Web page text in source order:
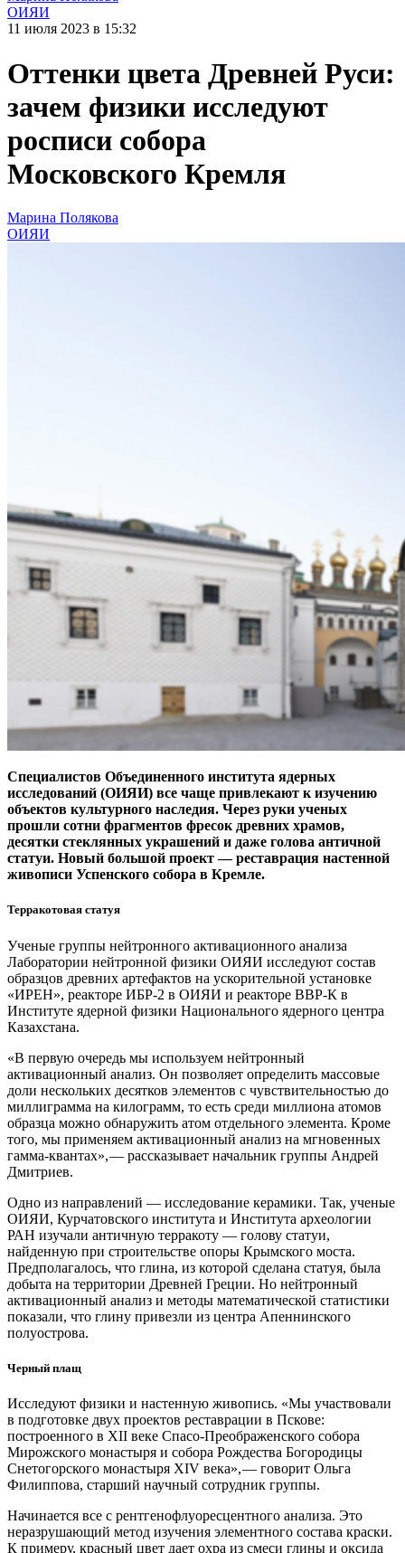
ОИЯИ
11 июля 2023 в 15:32
Оттенки цвета Древней Руси:
зачем физики исследуют
росписи собора
Московского Кремля
Марина Полякова
ОИЯИ
Специалистов Объединенного института ядерных
исследований (ОИЯИ) все чаще привлекают к изучению
объектов культурного наследия. Через руки ученых
прошли сотни фрагментов фресок древних храмов,
десятки стеклянных украшений и даже голова античной
статуи. Новый большой проект — ​реставрация настенной
живописи Успенского собора в Кремле.
Терракотовая статуя
Ученые группы нейтронного активационного анализа
Лаборатории нейтронной физики ОИЯИ исследуют состав
образцов древних артефактов на ускорительной установке
«ИРЕН», реакторе ИБР‑2 в ОИЯИ и реакторе ВВР-К в
Институте ядерной физики Национального ядерного центра
Казахстана.
«В первую очередь мы используем нейтронный
активационный анализ. Он позволяет определить массовые
доли нескольких десятков элементов с чувствительностью до
миллиграмма на килограмм, то есть среди миллиона атомов
образца можно обнаружить атом отдельного элемента. Кроме
того, мы применяем активационный анализ на мгновенных
гамма-квантах», — ​рассказывает начальник группы Андрей
Дмитриев.
Одно из направлений — ​исследование керамики. Так, ученые
ОИЯИ, Курчатовского института и Института археологии
РАН изучали античную терракоту — ​голову статуи,
найденную при строительстве опоры Крымского моста.
Предполагалось, что глина, из которой сделана статуя, была
добыта на территории Древней Греции. Но нейтронный
активационный анализ и методы математической статистики
показали, что глину привезли из центра Апеннинского
полуострова.
Черный плащ
Исследуют физики и настенную живопись. «Мы участвовали
в подготовке двух проектов реставрации в Пскове:
построенного в XII веке Спасо-Преображенского собора
Мирожского монастыря и собора Рождества Богородицы
Снетогорского монастыря XIV века», — ​говорит Ольга
Филиппова, старший научный сотрудник группы.
Начинается все с рентгенофлуоресцентного анализа. Это
неразрушающий метод изучения элементного состава краски.
К примеру, красный цвет дает охра из смеси глины и оксида